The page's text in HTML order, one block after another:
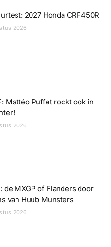
2027 Honda CRF450R
2026
Mattéo Puffet rockt ook in
2026
de MXGP of Flanders door
van Huub Munsters
2026